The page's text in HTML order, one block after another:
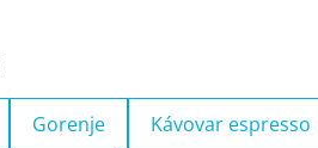
Gorenje Kávovar espresso